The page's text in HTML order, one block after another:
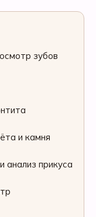
зубов
и камня
анализ прикуса